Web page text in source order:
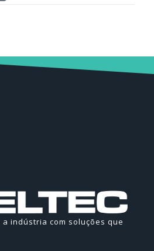
indústria com soluções que